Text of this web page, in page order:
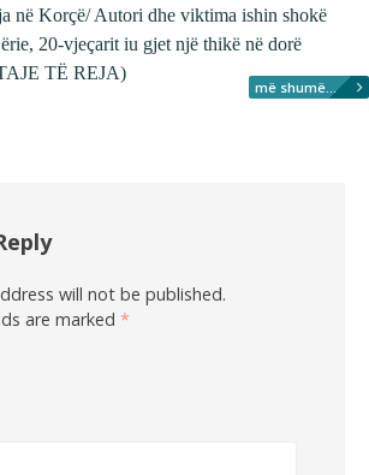
në Korçë/ Autori dhe viktima ishin shokë
20-vjeçarit iu gjet një thikë në dorë
TË REJA)
më shumë...
will not be published.
are marked *